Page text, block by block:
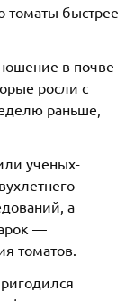
томаты быстрее
в почве
росли с
раньше,
ученых-
а
—
томатов.